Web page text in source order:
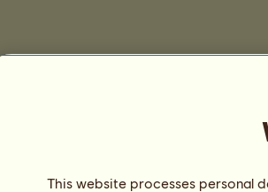
This website processes personal